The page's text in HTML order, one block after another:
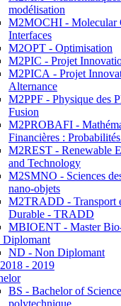
modélisation
M2MOCHI - Molecular
Interfaces
M2OPT - Optimisation
M2PIC - Projet
M2PICA - Projet
Alternance
M2PPF - Physique des
Fusion
M2PROBAFI -
Financières :
M2REST - Renewable
and Technology
M2SMNO - Sciences
nano-objets
M2TRADD - Transport
Durable - TRADD
MBIOENT - Master
Diplomant
ND - Non Diplomant
- 2019
BS - Bachelor of
polytechnique